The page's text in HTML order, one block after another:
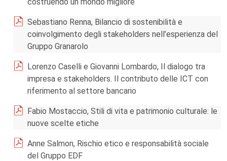
Sebastiano Renna, Bilancio di sostenibilità e
coinvolgimento degli stakeholders nell’esperienza del
Gruppo Granarolo
Lorenzo Caselli e Giovanni Lombardo, Il dialogo tra
impresa e stakeholders. Il contributo delle ICT con
riferimento al settore bancario
Fabio Mostaccio, Stili di vita e patrimonio culturale: le
nuove scelte etiche
Anne Salmon, Rischio etico e responsabilità sociale
del Gruppo EDF